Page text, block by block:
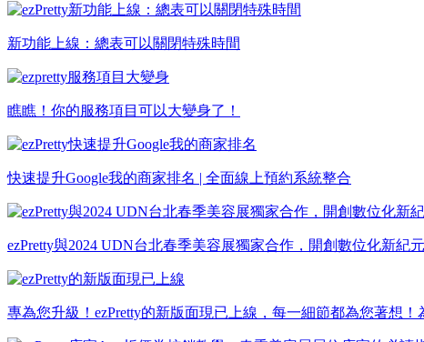
新功能上線：總表可以關閉特殊時間
瞧瞧！你的服務項目可以大變身了！
快速提升Google我的商家排名 | 全面線上預約系統整合
ezPretty與2024 UDN台北春季美容展獨家合作，開創數位化新紀元
專為您升級！ezPretty的新版面現已上線，每一細節都為您著想